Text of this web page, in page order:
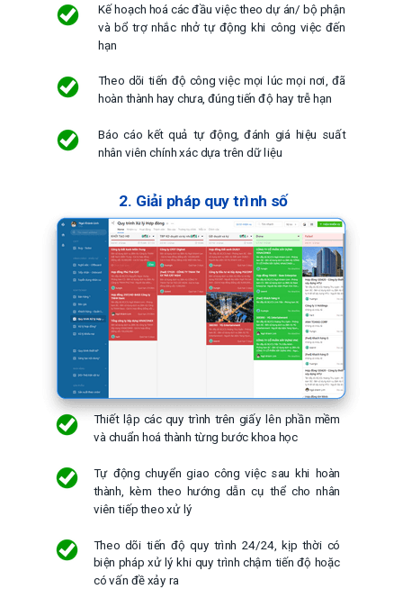
Kế hoạch hoá các đầu việc theo dự án/ bộ phận
và bổ trợ nhắc nhở tự động khi công việc đến
hạn
Theo dõi tiến độ công việc mọi lúc mọi nơi, đã
hoàn thành hay chưa, đúng tiến độ hay trễ hạn
Báo cáo kết quả tự động, đánh giá hiệu suất
nhân viên chính xác dựa trên dữ liệu
2. Giải pháp quy trình số
Thiết lập các quy trình trên giấy lên phần mềm
và chuẩn hoá thành từng bước khoa học
Tự động chuyển giao công việc sau khi hoàn
thành, kèm theo hướng dẫn cụ thể cho nhân
viên tiếp theo xử lý
Theo dõi tiến độ quy trình 24/24, kịp thời có
biện pháp xử lý khi quy trình chậm tiến độ hoặc
có vấn đề xảy ra